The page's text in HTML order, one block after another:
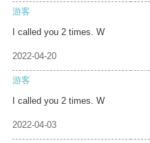
游客
I called you 2 times. W
2022-04-20
游客
I called you 2 times. W
2022-04-03